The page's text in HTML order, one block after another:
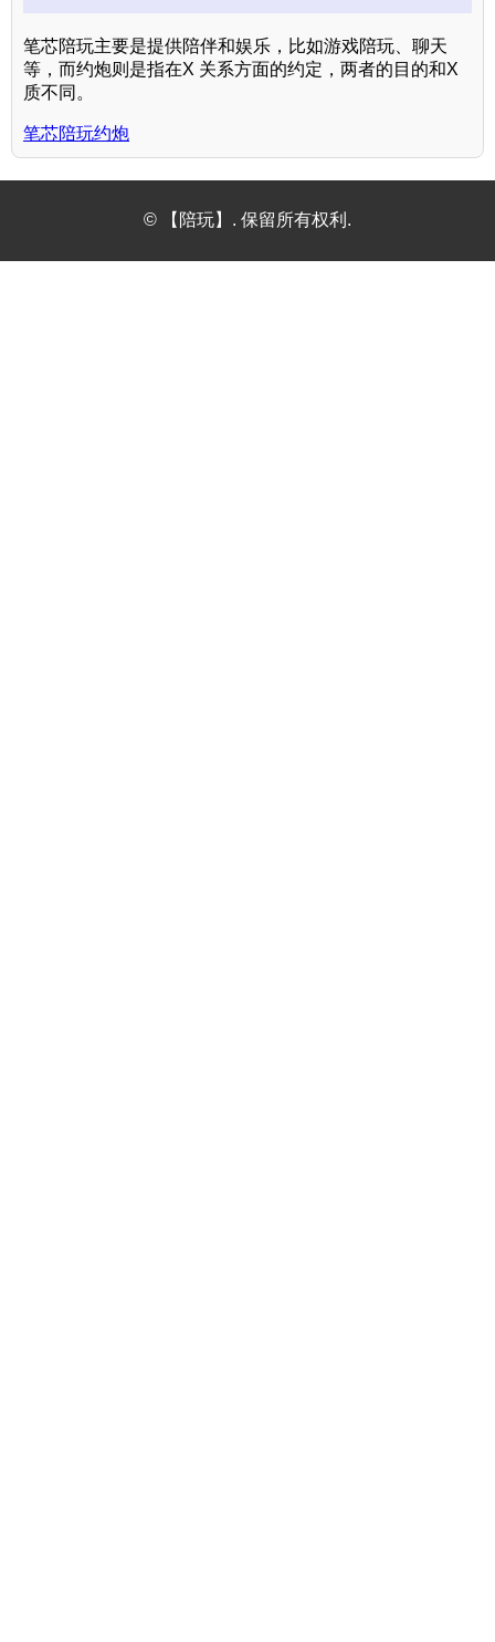
笔芯陪玩主要是提供陪伴和娱乐，比如游戏陪玩、聊天
等，而约炮则是指在X 关系方面的约定，两者的目的和X
质不同。
笔芯陪玩约炮
© 【陪玩】. 保留所有权利.